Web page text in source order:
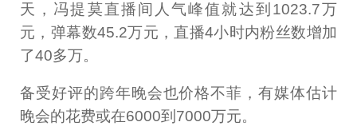
天，冯提莫直播间人气峰值就达到1023.7万
元，弹幕数45.2万元，直播4小时内粉丝数增加
了40多万。
备受好评的跨年晚会也价格不菲，有媒体估计
晚会的花费或在6000到7000万元。